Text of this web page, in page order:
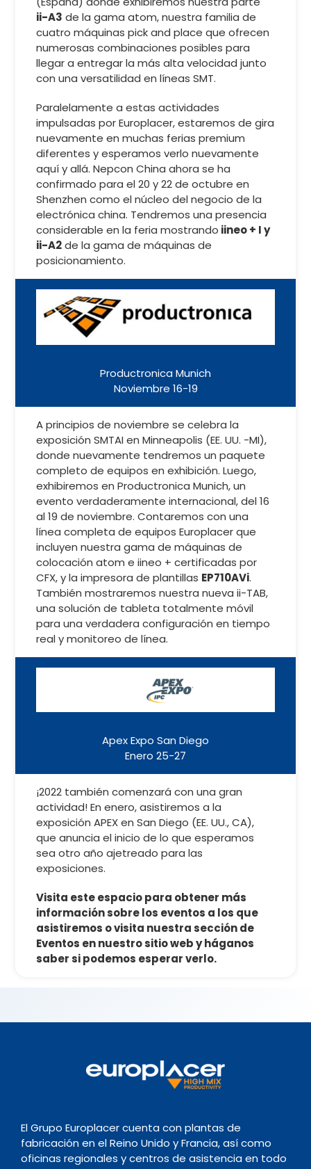
ii-A3 de la gama atom, nuestra familia de
cuatro máquinas pick and place que ofrecen
numerosas combinaciones posibles para
llegar a entregar la más alta velocidad junto
con una versatilidad en líneas SMT.
Paralelamente a estas actividades
impulsadas por Europlacer, estaremos de gira
nuevamente en muchas ferias premium
diferentes y esperamos verlo nuevamente
aquí y allá. Nepcon China ahora se ha
confirmado para el 20 y 22 de octubre en
Shenzhen como el núcleo del negocio de la
electrónica china. Tendremos una presencia
considerable en la feria mostrando iineo + I y
ii-A2de la gama de máquinas de
posicionamiento.
Productronica Munich
Noviembre 16-19
A principios de noviembre se celebra la
exposición SMTAI en Minneapolis (EE. UU. -MI),
donde nuevamente tendremos un paquete
completo de equipos en exhibición. Luego,
exhibiremos en Productronica Munich, un
evento verdaderamente internacional, del 16
al 19 de noviembre. Contaremos con una
línea completa de equipos Europlacer que
incluyen nuestra gama de máquinas de
colocación atom e iineo + certificadas por
CFX, y la impresora de plantillas EP710AVi.
También mostraremos nuestra nueva ii-TAB,
una solución de tableta totalmente móvil
para una verdadera configuración en tiempo
real y monitoreo de línea.
Apex Expo San Diego
Enero 25-27
¡2022 también comenzará con una gran
actividad! En enero, asistiremos a la
exposición APEX en San Diego (EE. UU., CA),
que anuncia el inicio de lo que esperamos
sea otro año ajetreado para las
exposiciones.
Visita este espacio para obtener más
información sobre los eventos a los que
asistiremos o visita nuestra sección de
Eventos en nuestro sitio web y háganos
saber si podemos esperar verlo.
El Grupo Europlacer cuenta con plantas de
fabricación en el Reino Unido y Francia, así como
oficinas regionales y centros de asistencia en todo